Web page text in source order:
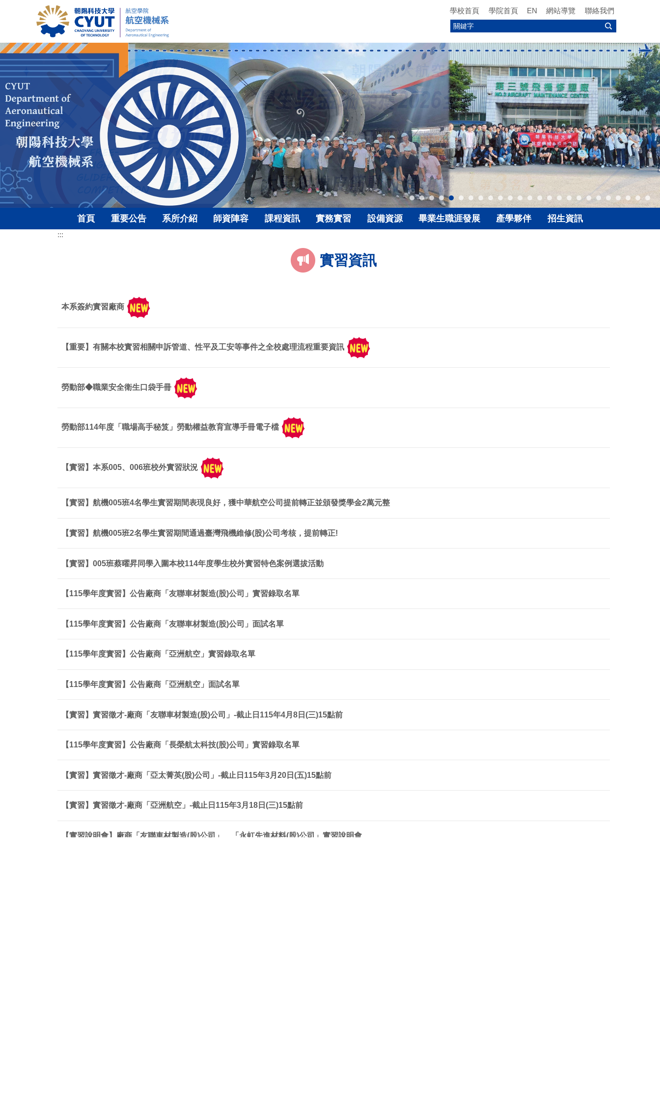
內
容
區
學校首頁 學院首頁 EN 網站導覽 聯絡我們
首頁 重要公告 系所介紹 師資陣容 課程資訊 實務實習 設備資源 畢業生職涯發展 產學夥伴 招生資訊
:::
實習資訊
本系簽約實習廠商
【重要】有關本校實習相關申訴管道、性平及工安等事件之全校處理流程重要資訊
勞動部◆職業安全衛生口袋手冊
勞動部114年度「職場高手秘笈」勞動權益教育宣導手冊電子檔
【實習】本系005、006班校外實習狀況
【實習】航機005班4名學生實習期間表現良好，獲中華航空公司提前轉正並頒發獎學金2萬元整
【實習】航機005班2名學生實習期間通過臺灣飛機維修(股)公司考核，提前轉正!
【實習】005班蔡曜昇同學入圍本校114年度學生校外實習特色案例選拔活動
【115學年度實習】公告廠商「友聯車材製造(股)公司」實習錄取名單
【115學年度實習】公告廠商「友聯車材製造(股)公司」面試名單
【115學年度實習】公告廠商「亞洲航空」實習錄取名單
【115學年度實習】公告廠商「亞洲航空」面試名單
【實習】實習徵才-廠商「友聯車材製造(股)公司」-截止日115年4月8日(三)15點前
【115學年度實習】公告廠商「長榮航太科技(股)公司」實習錄取名單
【實習】實習徵才-廠商「亞太菁英(股)公司」-截止日115年3月20日(五)15點前
【實習】實習徵才-廠商「亞洲航空」-截止日115年3月18日(三)15點前
【實習說明會】廠商「友聯車材製造(股)公司」、「永虹先進材料(股)公司」實習說明會